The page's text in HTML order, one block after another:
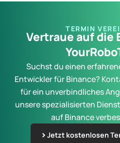
TERMIN
Vertraue auf die
Suchst du einen
Entwickler für Binance?
für ein unverbindliches
unsere spezialisierten
auf Binance
Jetzt kostenlosen